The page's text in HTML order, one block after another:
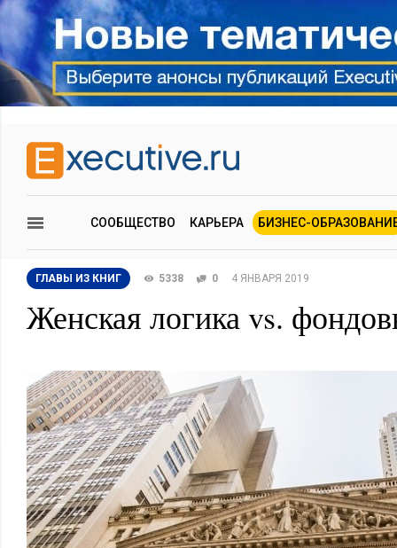
СООБЩЕСТВО КАРЬЕРА БИЗНЕС-
ГЛАВЫ ИЗ КНИГ 5338 0 4 ЯНВАРЯ 2019
Женская логика vs.